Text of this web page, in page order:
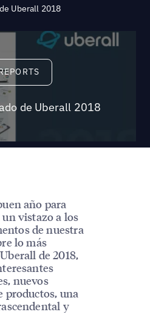
Uberall 2018
Reports
de Uberall 2018
año para
vistazo a los
de nuestra
lo más
de 2018,
nuevos
productos, una
y